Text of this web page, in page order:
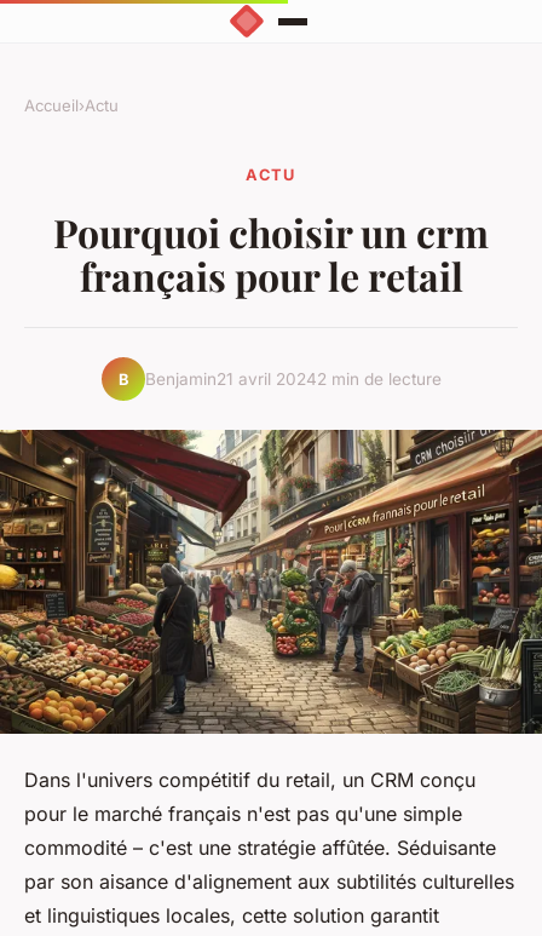
Accueil›Actu
ACTU
Pourquoi choisir un crm
français pour le retail
B Benjamin21 avril 20242 min de lecture
Dans l'univers compétitif du retail, un CRM conçu
pour le marché français n'est pas qu'une simple
commodité – c'est une stratégie affûtée. Séduisante
par son aisance d'alignement aux subtilités culturelles
et linguistiques locales, cette solution garantit